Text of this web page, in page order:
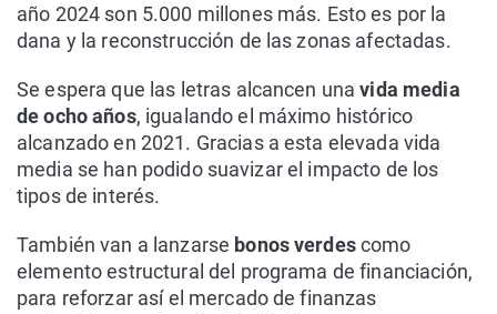
año 2024 son 5.000 millones más. Esto es por la
dana y la reconstrucción de las zonas afectadas.
Se espera que las letras alcancen unavida media
de ocho años, igualando el máximo histórico
alcanzado en 2021. Gracias a esta elevada vida
media se han podido suavizar el impacto de los
tipos de interés.
También van a lanzarse bonos verdescomo
elemento estructural del programa de financiación,
para reforzar así el mercado de finanzas